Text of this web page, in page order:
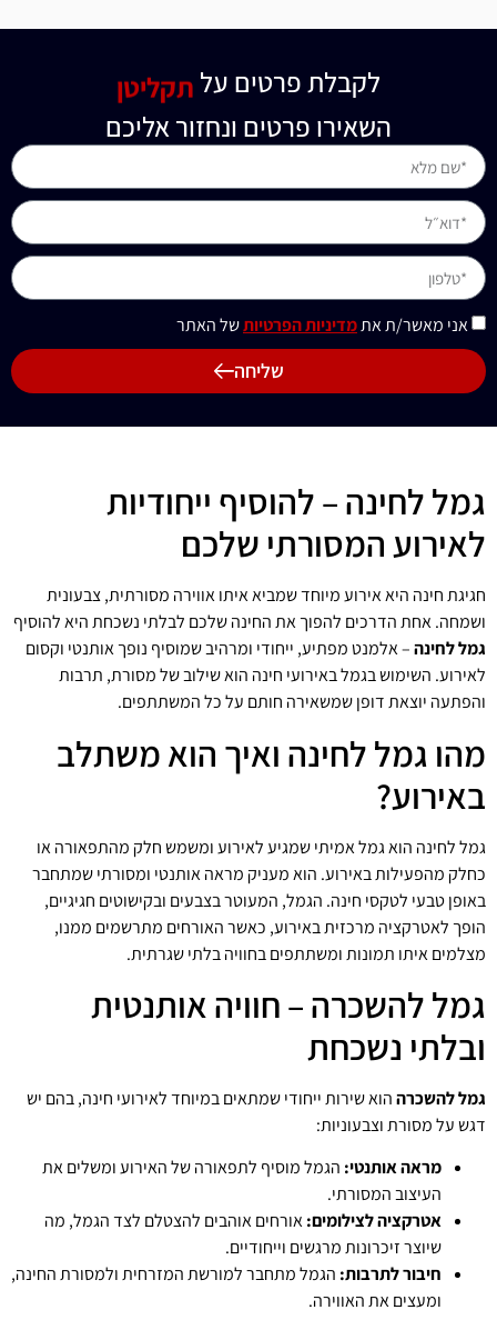
לקבלת פרטים על תקליטן
השאירו פרטים ונחזור אליכם
אני מאשר/ת אתמדיניות הפרטיותשל האתר
שליחה
גמל לחינה – להוסיף ייחודיות
לאירוע המסורתי שלכם
חגיגת חינה היא אירוע מיוחד שמביא איתו אווירה מסורתית, צבעונית
ושמחה. אחת הדרכים להפוך את החינה שלכם לבלתי נשכחת היא להוסיף
גמל לחינה– אלמנט מפתיע, ייחודי ומרהיב שמוסיף נופך אותנטי וקסום
לאירוע. השימוש בגמל באירועי חינה הוא שילוב של מסורת, תרבות
והפתעה יוצאת דופן שמשאירה חותם על כל המשתתפים.
מהו גמל לחינה ואיך הוא משתלב
באירוע?
גמל לחינה הוא גמל אמיתי שמגיע לאירוע ומשמש חלק מהתפאורה או
כחלק מהפעילות באירוע. הוא מעניק מראה אותנטי ומסורתי שמתחבר
באופן טבעי לטקסי חינה. הגמל, המעוטר בצבעים ובקישוטים חגיגיים,
הופך לאטרקציה מרכזית באירוע, כאשר האורחים מתרשמים ממנו,
מצלמים איתו תמונות ומשתתפים בחוויה בלתי שגרתית.
גמל להשכרה – חוויה אותנטית
ובלתי נשכחת
גמל להשכרההוא שירות ייחודי שמתאים במיוחד לאירועי חינה, בהם יש
דגש על מסורת וצבעוניות:
מראה אותנטי: הגמל מוסיף לתפאורה של האירוע ומשלים את
העיצוב המסורתי.
אטרקציה לצילומים:אורחים אוהבים להצטלם לצד הגמל, מה
שיוצר זיכרונות מרגשים וייחודיים.
חיבור לתרבות: הגמל מתחבר למורשת המזרחית ולמסורת החינה,
ומעצים את האווירה.